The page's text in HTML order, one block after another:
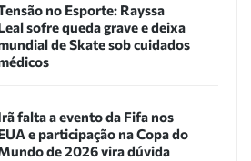
no Esporte: Rayssa
sofre queda grave e deixa
de Skate sob cuidados
falta a evento da Fifa nos
e participação na Copa do
de 2026 vira dúvida